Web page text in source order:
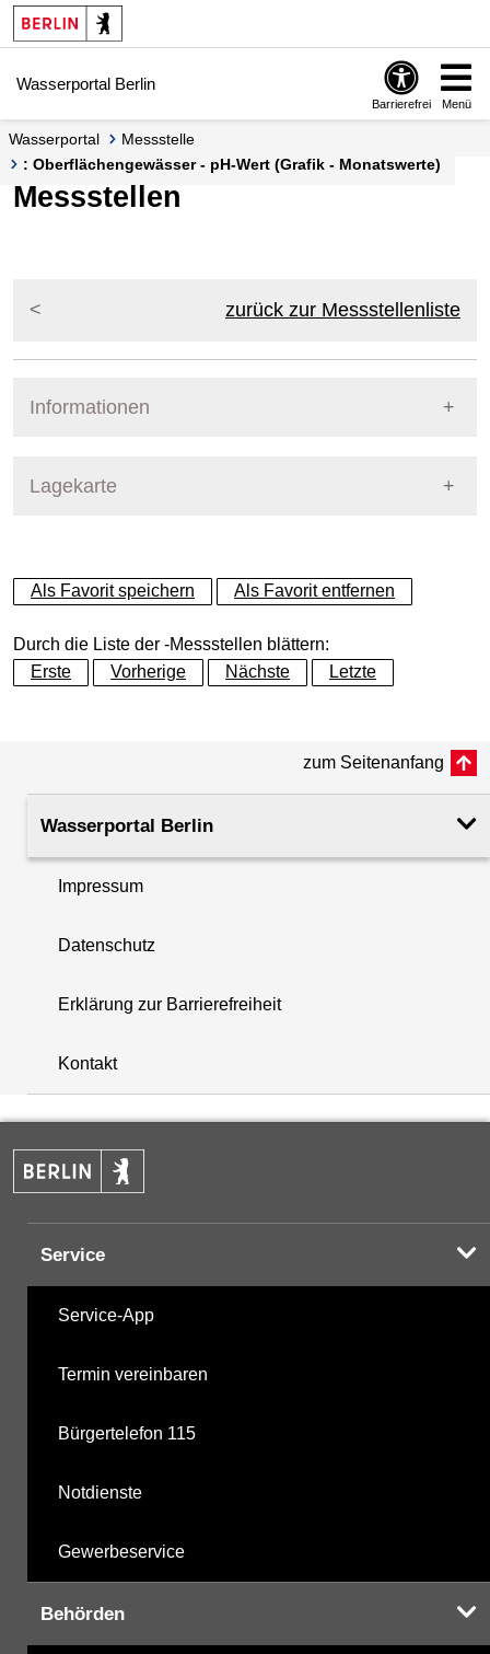
Springe zur Navigation
Springe zum Inhalt
Wasserportal Berlin
Barrierefrei Menü
Wasserportal
Messstelle
: Oberflächengewässer - pH-Wert (Grafik - Monatswerte)
Messstellen
zurück zur Messstellenliste
Informationen
Lagekarte
+
−
+
−
Als Favorit speichern Als Favorit entfernen
Durch die Liste der -Messstellen blättern:
Erste
Vorherige Nächste Letzte
zum Seitenanfang
Wasserportal Berlin
Impressum
Datenschutz
Erklärung zur Barrierefreiheit
Kontakt
Service
Service-App
Termin vereinbaren
Bürgertelefon 115
Notdienste
Gewerbeservice
Behörden